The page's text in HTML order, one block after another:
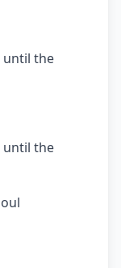
until the
until the